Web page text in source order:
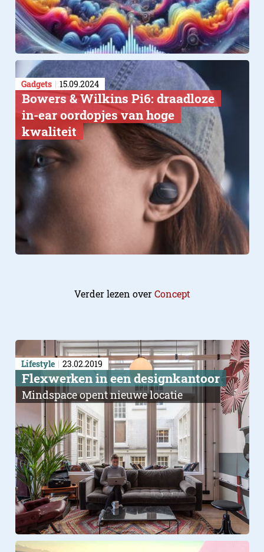
Gadgets 15.09.2024
Bowers & Wilkins Pi6: draadloze
in-ear oordopjes van hoge
kwaliteit
Verder lezen overConcept
Lifestyle 23.02.2019
Flexwerken in een designkantoor
Mindspace opent nieuwe locatie